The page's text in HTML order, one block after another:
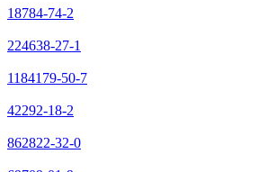
18784-74-2
224638-27-1
1184179-50-7
42292-18-2
862822-32-0